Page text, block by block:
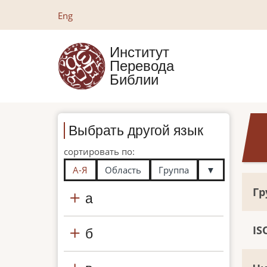
содержанию
Eng
Институт
Перевода
Библии
Выбрать другой язык
сортировать по:
А-Я
Область Группа ▼
а
б